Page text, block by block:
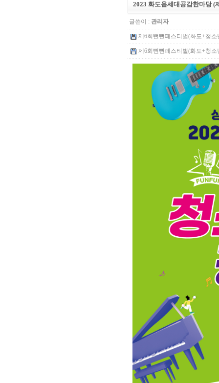
2023 화도읍세대공감한마당 (
글쓴이 : 관리자
제6회뻔뻔페스티벌(화도+청
제6회뻔뻔페스티벌(화도+청